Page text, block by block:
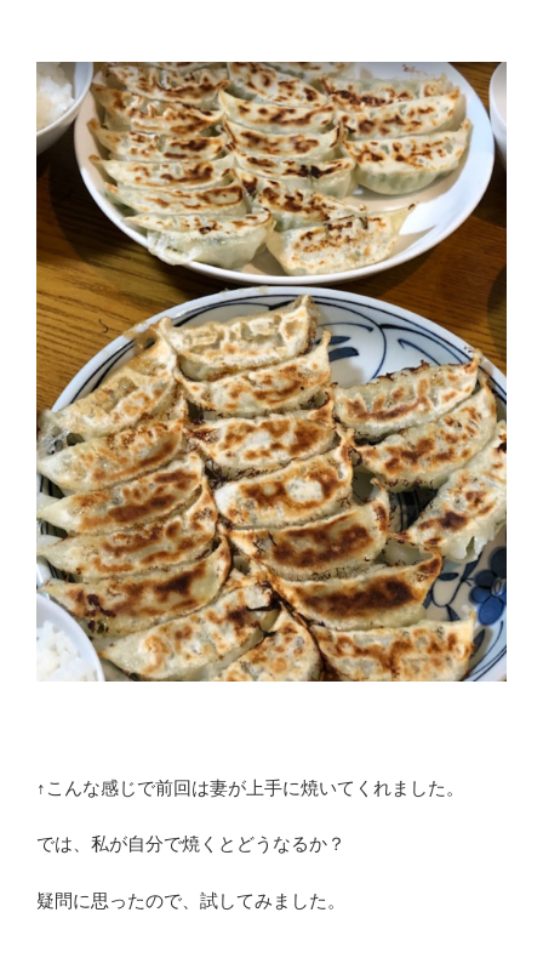
↑こんな感じで前回は妻が上手に焼いてくれました。
では、私が自分で焼くとどうなるか？
疑問に思ったので、試してみました。